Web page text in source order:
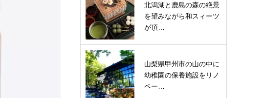
北潟湖と鹿島の森の絶景
を望みながら和スィーツ
が頂…
山梨県甲州市の山の中に
幼稚園の保養施設をリノ
ベー…